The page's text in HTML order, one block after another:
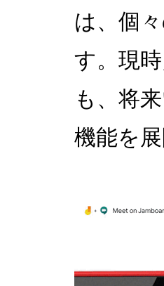
は、個
す。現
も、将
機能を